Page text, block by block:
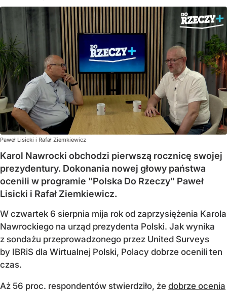
Paweł Lisicki i Rafał Ziemkiewicz
Karol Nawrocki obchodzi pierwszą rocznicę swojej
prezydentury. Dokonania nowej głowy państwa
ocenili w programie "Polska Do Rzeczy" Paweł
Lisicki i Rafał Ziemkiewicz.
W czwartek 6 sierpnia mija rok od zaprzysiężenia Karola
Nawrockiego na urząd prezydenta Polski. Jak wynika
z sondażu przeprowadzonego przez United Surveys
by IBRiS dla Wirtualnej Polski, Polacy dobrze ocenili ten
czas.
Aż 56 proc. respondentów stwierdziło, że dobrze ocenia